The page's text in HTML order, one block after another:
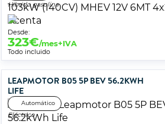
Híbrido gasolina
Desde:
323€/mes+IVA
Todo incluido
LEAPMOTOR B05 5P BEV 56.2KWH
LIFE
Automático
Eléctrico